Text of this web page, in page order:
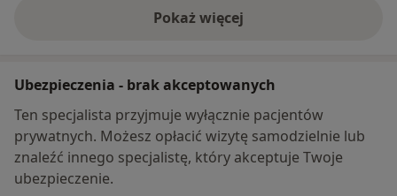
Pokaż więcej
o adresie
Ubezpieczenia - brak akceptowanych
Ten specjalista przyjmuje wyłącznie pacjentów
prywatnych. Możesz opłacić wizytę samodzielnie lub
znaleźć innego specjalistę, który akceptuje Twoje
ubezpieczenie.